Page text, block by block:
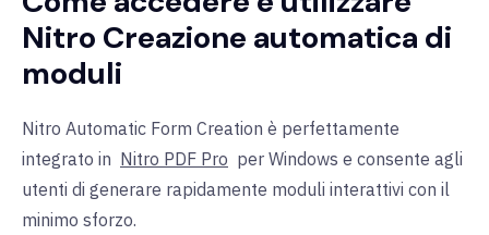
Nitro Creazione automatica di
moduli
Nitro Automatic Form Creation è perfettamente
integrato in Nitro PDF Pro per Windows e consente agli
utenti di generare rapidamente moduli interattivi con il
minimo sforzo.